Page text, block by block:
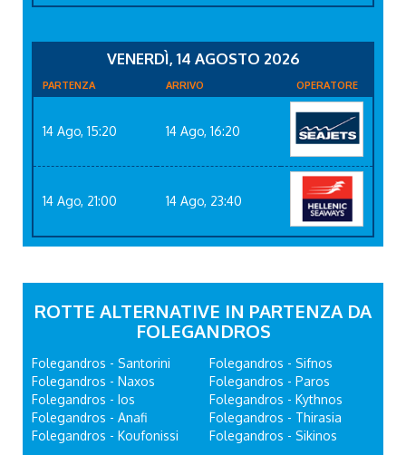
VENERDÌ, 14 AGOSTO 2026
PARTENZA ARRIVO OPERATORE
14 Ago, 15:20 14 Ago, 16:20
14 Ago, 21:00 14 Ago, 23:40
ROTTE ALTERNATIVE IN PARTENZA DA
FOLEGANDROS
Folegandros - Santorini
Folegandros - Naxos
Folegandros - Ios
Folegandros - Anafi
Folegandros - Koufonissi
Folegandros - Sifnos
Folegandros - Paros
Folegandros - Kythnos
Folegandros - Thirasia
Folegandros - Sikinos